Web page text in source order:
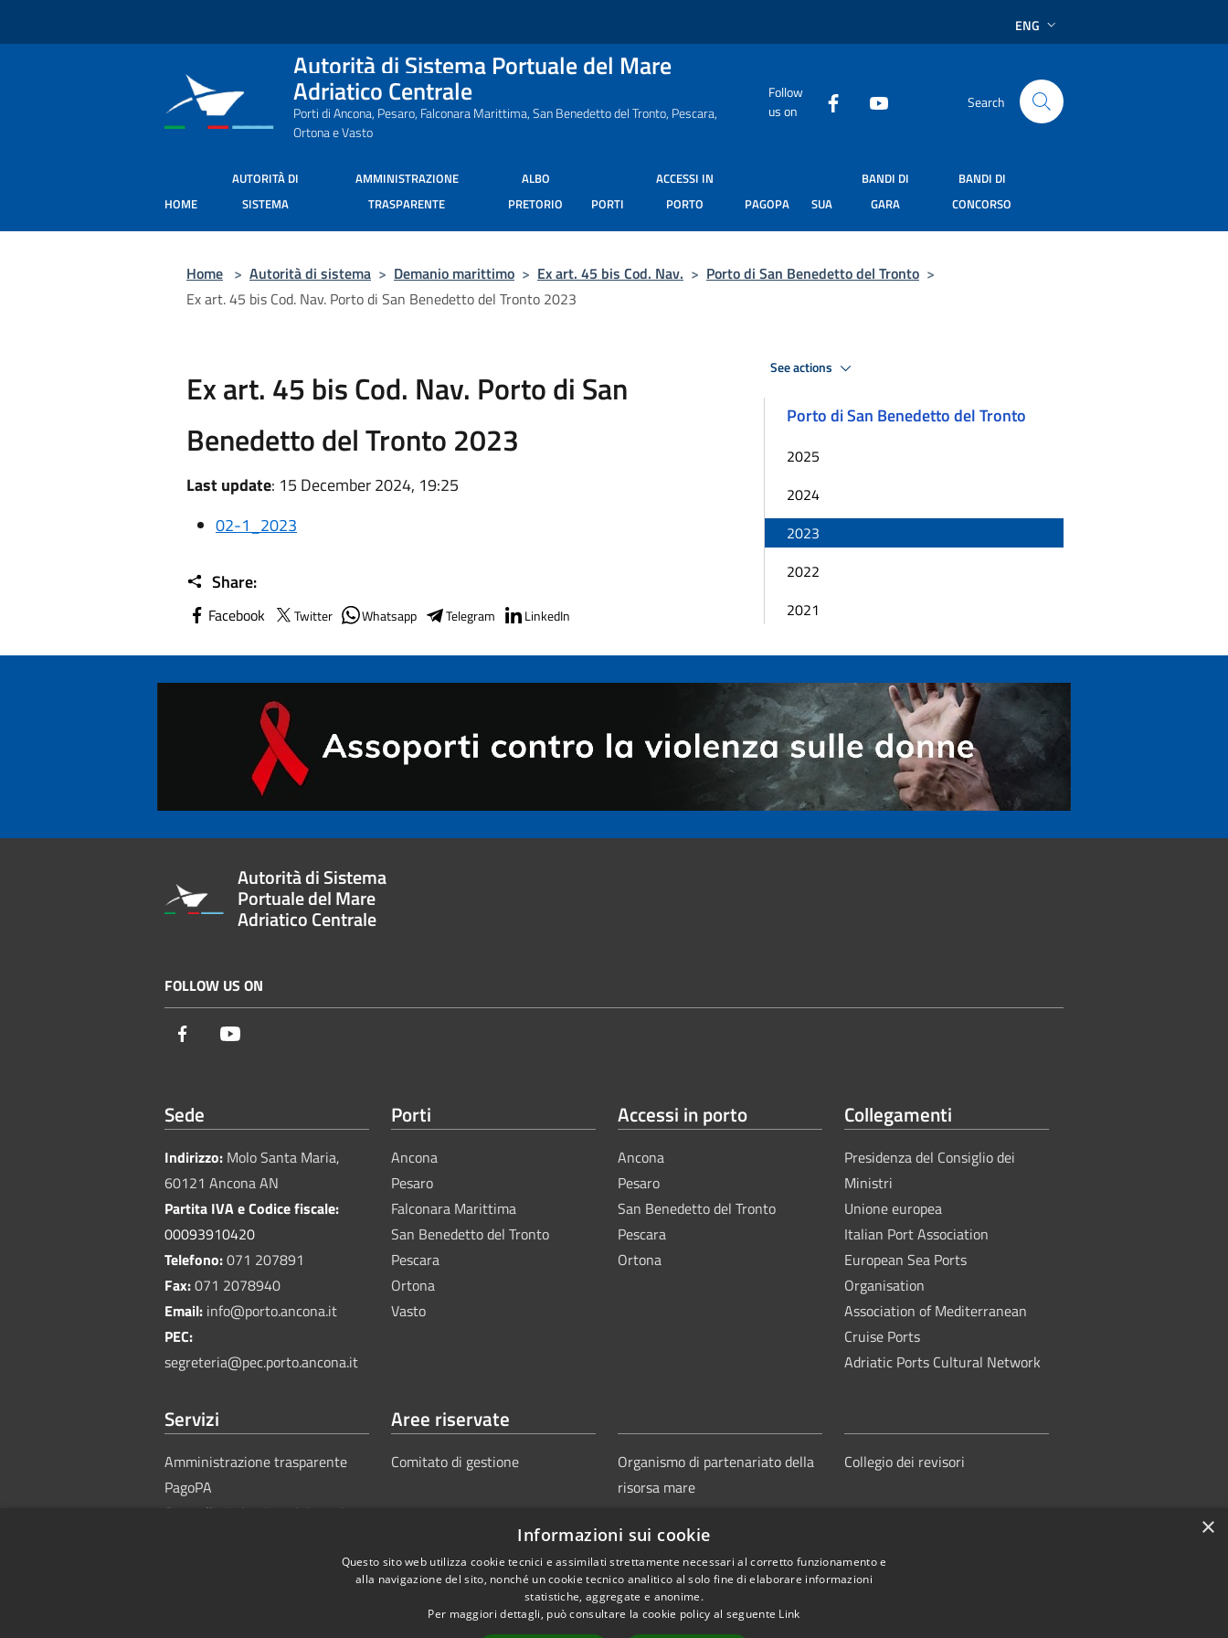
ENG
Autorità di Sistema Portuale del Mare
Adriatico Centrale
Porti di Ancona, Pesaro, Falconara Marittima, San Benedetto del Tronto, Pescara,
Ortona e Vasto
Follow
us on
Search
HOME
AUTORITÀ DI
SISTEMA
AMMINISTRAZIONE
TRASPARENTE
ALBO
PRETORIO
PORTI
ACCESSI IN
PORTO
PAGOPA SUA
BANDI DI
GARA
BANDI DI
CONCORSO
Home > Autorità di sistema > Demanio marittimo > Ex art. 45 bis Cod. Nav. > Porto di San Benedetto del Tronto >
Ex art. 45 bis Cod. Nav. Porto di San Benedetto del Tronto 2023
Ex art. 45 bis Cod. Nav. Porto di San
Benedetto del Tronto 2023
Last update: 15 December 2024, 19:25
02-1_2023
Share:
Facebook Twitter Whatsapp Telegram LinkedIn
See actions
Porto di San Benedetto del Tronto
2025
2024
2023
2022
2021
Autorità di Sistema
Portuale del Mare
Adriatico Centrale
FOLLOW US ON
Facebook
Sede
Indirizzo: Molo Santa Maria,
60121 Ancona AN
Partita IVA e Codice fiscale:
00093910420
Telefono:071 207891
Fax:071 2078940
Email: info@porto.ancona.it
PEC:
segreteria@pec.porto.ancona.it
Porti
Ancona
Pesaro
Falconara Marittima
San Benedetto del Tronto
Pescara
Ortona
Vasto
Accessi in porto
Ancona
Pesaro
San Benedetto del Tronto
Pescara
Ortona
Collegamenti
Presidenza del Consiglio dei
Ministri
Unione europea
Italian Port Association
European Sea Ports
Organisation
Association of Mediterranean
Cruise Ports
Adriatic Ports Cultural Network
Servizi
Amministrazione trasparente
PagoPA
Sportello Unico Amministrativo
Aree riservate
Comitato di gestione
Organismo di partenariato della
risorsa mare
Collegio dei revisori
Sitemap Copyright © 2025Autorità di Sistema Portuale del Mare
×
Informazioni sui cookie
Questo sito web utilizza cookie tecnici e assimilati strettamente necessari al corretto funzionamento e
alla navigazione del sito, nonché un cookie tecnico analitico al solo fine di elaborare informazioni
statistiche, aggregate e anonime.
Per maggiori dettagli, può consultare la cookie policy al seguente Link